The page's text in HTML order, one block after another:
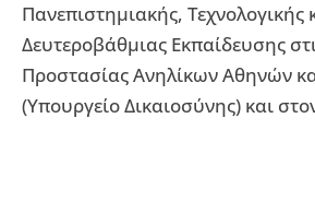
Πανεπιστημιακής, Τεχνολογικής
Δευτεροβάθμιας Εκπαίδευσης
Προστασίας Ανηλίκων Αθηνών
(Υπουργείο Δικαιοσύνης) και